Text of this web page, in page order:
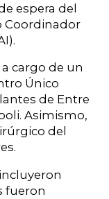
espera del
Coordinador
cargo de un
Único
de Entre
Asimismo,
del
fueron